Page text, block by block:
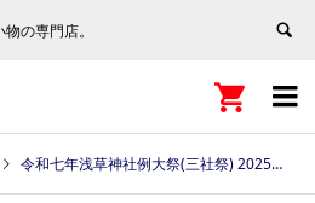
の専門店。


令和七年浅草神社例大祭(三社祭) 2025年5月18日 本社神輿各町渡御が行われます。 一之宮が南部、二之宮が東部、三之宮が西部に分かれて、浅草の四十四ヶ町を渡御します。 5月18日は各神輿の位置情報を、浅草神社奉賛会のWEBサイトにてリアルタイムで配信します。PC、スマートフォン、タブレットで見れます。 https://www.sanjasama.jp/ 一之宮、二之宮、三之宮が渡御されている位置を確認して、いろいろな町会をめぐる本社神輿をぜひご覧ください。 ＃三社祭 ＃本社神輿位置情報